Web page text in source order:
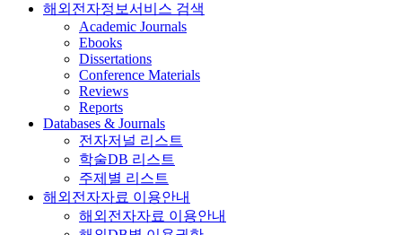
해외전자정보서비스 검색
Academic Journals
Ebooks
Dissertations
Conference Materials
Reviews
Reports
Databases & Journals
전자저널 리스트
학술DB 리스트
주제별 리스트
해외전자자료 이용안내
해외전자자료 이용안내